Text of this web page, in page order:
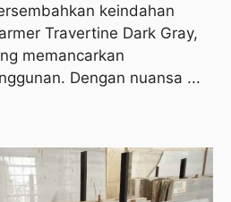
keindahan
Travertine Dark Gray,
memancarkan
Dengan nuansa ...